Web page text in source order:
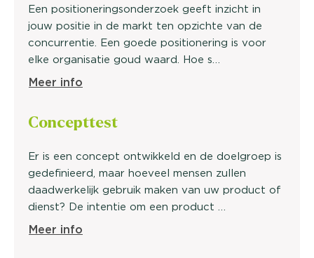
Een positioneringsonderzoek geeft inzicht in
jouw positie in de markt ten opzichte van de
concurrentie. Een goede positionering is voor
elke organisatie goud waard. Hoe s…
Meer info
Concepttest
Er is een concept ontwikkeld en de doelgroep is
gedefinieerd, maar hoeveel mensen zullen
daadwerkelijk gebruik maken van uw product of
dienst? De intentie om een product …
Meer info